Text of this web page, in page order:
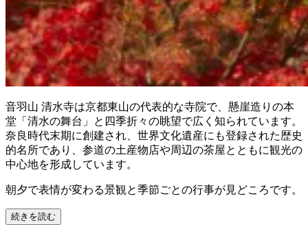
音羽山 清水寺は京都東山の代表的な寺院で、懸崖造りの本
堂「清水の舞台」と四季折々の眺望で広く知られています。
奈良時代末期に創建され、世界文化遺産にも登録された歴史
的名所であり、参道の土産物店や周辺の茶屋とともに観光の
中心地を形成しています。
朝夕で表情が変わる景観と季節ごとの行事が見どころです。
続きを読む